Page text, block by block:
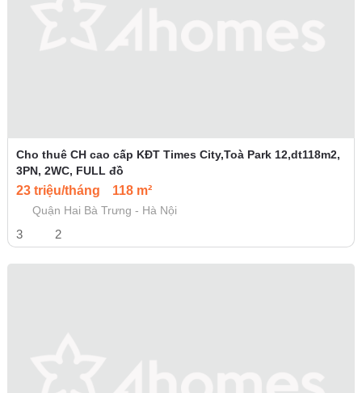
Cho thuê CH cao cấp KĐT Times City,Toà Park 12,dt118m2,
3PN, 2WC, FULL đồ
23 triệu/tháng 118 m²
Quận Hai Bà Trưng - Hà Nội
3 2